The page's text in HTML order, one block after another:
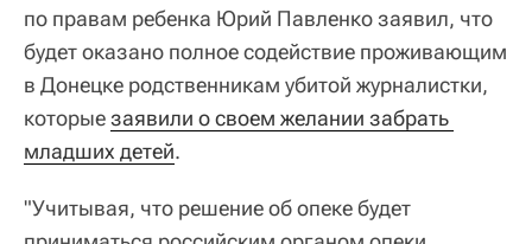
по правам ребенка Юрий Павленко заявил, что
будет оказано полное содействие проживающим
в Донецке родственникам убитой журналистки,
которыезаявили о своем желании забрать
младших детей.
"Учитывая, что решение об опеке будет